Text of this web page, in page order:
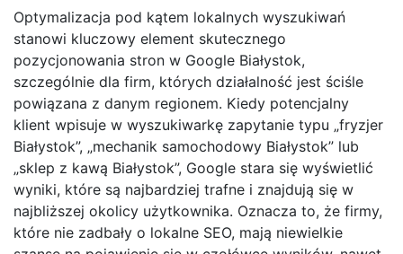
Optymalizacja pod kątem lokalnych wyszukiwań
stanowi kluczowy element skutecznego
pozycjonowania stron w Google Białystok,
szczególnie dla firm, których działalność jest ściśle
powiązana z danym regionem. Kiedy potencjalny
klient wpisuje w wyszukiwarkę zapytanie typu „fryzjer
Białystok”, „mechanik samochodowy Białystok” lub
„sklep z kawą Białystok”, Google stara się wyświetlić
wyniki, które są najbardziej trafne i znajdują się w
najbliższej okolicy użytkownika. Oznacza to, że firmy,
które nie zadbały o lokalne SEO, mają niewielkie